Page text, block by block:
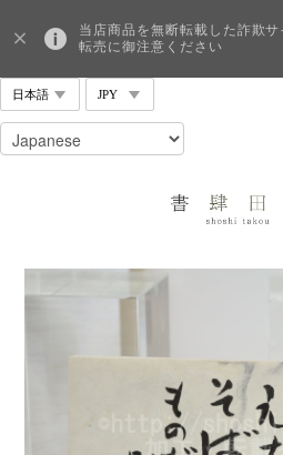
当店商品を無断転載した詐欺
転売に御注意ください